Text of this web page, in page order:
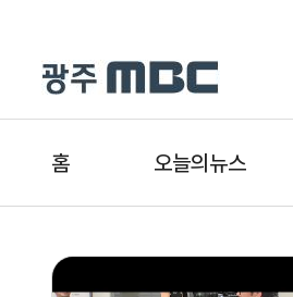
홈 오늘의뉴스